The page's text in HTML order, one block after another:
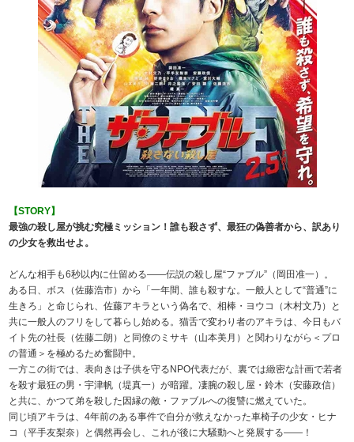
【STORY】
最強の殺し屋が挑む究極ミッション！誰も殺さず、最狂の偽善者から、訳あり
の少女を救出せよ。
どんな相手も6秒以内に仕留める――伝説の殺し屋“ファブル”（岡田准一）。
ある日、ボス（佐藤浩市）から「一年間、誰も殺すな。一般人として“普通”に
生きろ」と命じられ、佐藤アキラという偽名で、相棒・ヨウコ（木村文乃）と
共に一般人のフリをして暮らし始める。猫舌で変わり者のアキラは、今日もバ
イト先の社長（佐藤二朗）と同僚のミサキ（山本美月）と関わりながら＜プロ
の普通＞を極めるため奮闘中。
一方この街では、表向きは子供を守るNPO代表だが、裏では緻密な計画で若者
を殺す最狂の男・宇津帆（堤真一）が暗躍。凄腕の殺し屋・鈴木（安藤政信）
と共に、かつて弟を殺した因縁の敵・ファブルへの復讐に燃えていた。
同じ頃アキラは、4年前のある事件で自分が救えなかった車椅子の少女・ヒナ
コ（平手友梨奈）と偶然再会し、これが後に大騒動へと発展する――！